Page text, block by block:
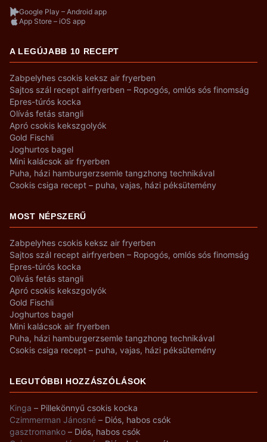
Google Play – Android app
App Store – iOS app
A LEGÚJABB 10 RECEPT
Zabpelyhes csokis keksz air fryerben
Sajtos szál recept airfryerben – Ropogós, omlós sós finomság
Epres-túrós kocka
Olívás fetás stangli
Apró csokis kekszgolyók
Gold Fischli
Joghurtos bagel
Mini kalácsok air fryerben
Puha, házi hamburgerzsemle tangzhong technikával
Csokis csiga recept – puha, vajas, házi péksütemény
MOST NÉPSZERŰ
Zabpelyhes csokis keksz air fryerben
Sajtos szál recept airfryerben – Ropogós, omlós sós finomság
Epres-túrós kocka
Olívás fetás stangli
Apró csokis kekszgolyók
Gold Fischli
Joghurtos bagel
Mini kalácsok air fryerben
Puha, házi hamburgerzsemle tangzhong technikával
Csokis csiga recept – puha, vajas, házi péksütemény
LEGUTÓBBI HOZZÁSZÓLÁSOK
Kinga – Pillekönnyű csokis kocka
Czimmerman Jánosné – Diós, habos csók
gasztromanko – Diós, habos csók